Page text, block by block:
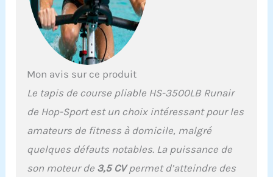
brûlées sont affichés à
l'écran. La fonction FAT
détermine votre graisse
corporelle. MESURE
poignées spéciales avec
mesurent de manière
fiable votre pouls. La
ceinture de télémétrie
peut être connectée et
mesurer également votre
pouls via votre poitrine.
Avec les deux options,
Mon avis sur ce produit
Le tapis de course pliable HS-3500LB Runair
de Hop-Sport est un choix intéressant pour les
amateurs de fitness à domicile, malgré
quelques défauts notables. La puissance de
son moteur de 3,5 CVpermet d’atteindre des